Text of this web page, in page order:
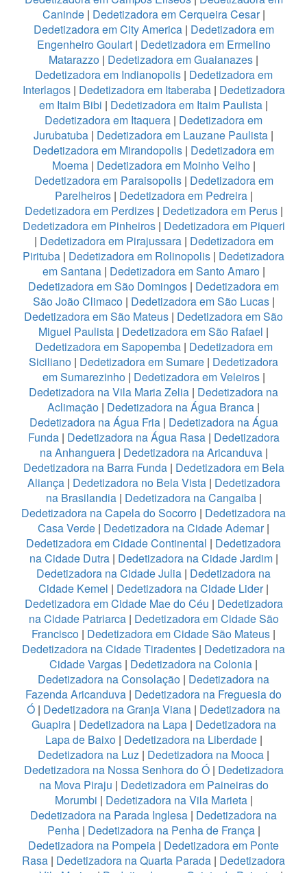
Caninde| Dedetizadora em Cerqueira Cesar|
Dedetizadora em City America | Dedetizadora em
Engenheiro Goulart | Dedetizadora em Ermelino
Matarazzo | Dedetizadora em Guaianazes |
Dedetizadora em Indianopolis| Dedetizadora em
Interlagos| Dedetizadora em Itaberaba| Dedetizadora
em Itaim Bibi | Dedetizadora em Itaim Paulista |
Dedetizadora em Itaquera | Dedetizadora em
Jurubatuba | Dedetizadora em Lauzane Paulista |
Dedetizadora em Mirandopolis | Dedetizadora em
Moema| Dedetizadora em Moinho Velho |
Dedetizadora em Paraisopolis| Dedetizadora em
Parelheiros| Dedetizadora em Pedreira|
Dedetizadora em Perdizes| Dedetizadora em Perus|
Dedetizadora em Pinheiros| Dedetizadora em Piqueri
| Dedetizadora em Pirajussara| Dedetizadora em
Pirituba | Dedetizadora em Rolinopolis | Dedetizadora
em Santana| Dedetizadora em Santo Amaro|
Dedetizadora em São Domingos | Dedetizadora em
São João Climaco| Dedetizadora em São Lucas|
Dedetizadora em São Mateus | Dedetizadora em São
Miguel Paulista | Dedetizadora em São Rafael |
Dedetizadora em Sapopemba | Dedetizadora em
Siciliano | Dedetizadora em Sumare | Dedetizadora
em Sumarezinho| Dedetizadora em Veleiros|
Dedetizadora na Vila Maria Zelia | Dedetizadora na
Aclimação | Dedetizadora na Água Branca |
Dedetizadora na Água Fria| Dedetizadora na Água
Funda| Dedetizadora na Água Rasa | Dedetizadora
na Anhanguera| Dedetizadora na Aricanduva|
Dedetizadora na Barra Funda | Dedetizadora em Bela
Aliança | Dedetizadora no Bela Vista| Dedetizadora
na Brasilandia| Dedetizadora na Cangaiba|
Dedetizadora na Capela do Socorro | Dedetizadora na
Casa Verde | Dedetizadora na Cidade Ademar|
Dedetizadora em Cidade Continental | Dedetizadora
na Cidade Dutra | Dedetizadora na Cidade Jardim|
Dedetizadora na Cidade Julia | Dedetizadora na
Cidade Kemel | Dedetizadora na Cidade Lider|
Dedetizadora em Cidade Mae do Céu | Dedetizadora
na Cidade Patriarca| Dedetizadora em Cidade São
Francisco | Dedetizadora em Cidade São Mateus |
Dedetizadora na Cidade Tiradentes | Dedetizadora na
Cidade Vargas | Dedetizadora na Colonia |
Dedetizadora na Consolação | Dedetizadora na
Fazenda Aricanduva | Dedetizadora na Freguesia do
Ó | Dedetizadora na Granja Viana | Dedetizadora na
Guapira| Dedetizadora na Lapa| Dedetizadora na
Lapa de Baixo | Dedetizadora na Liberdade |
Dedetizadora na Luz | Dedetizadora na Mooca |
Dedetizadora na Nossa Senhora do Ó| Dedetizadora
na Mova Piraju | Dedetizadora em Paineiras do
Morumbi | Dedetizadora na Vila Marieta|
Dedetizadora na Parada Inglesa | Dedetizadora na
Penha| Dedetizadora na Penha de França |
Dedetizadora na Pompeia | Dedetizadora em Ponte
Rasa | Dedetizadora na Quarta Parada | Dedetizadora